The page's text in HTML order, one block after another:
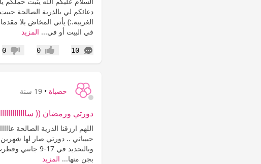
دعائكم لي بالذرية الصالحة
الغريبة.:) يأتي المخاض بلا
في البيت أو في... المزيد
10
التعليقات إعجاب0 عدم 0
حصباة • 19 سنة
دورتي ورمضان ((
اللهم ارزقنا الذرية الصالحة
حبيباتي .. دورتي صار لها
وبالتحديد في
بجن منها... المزيد